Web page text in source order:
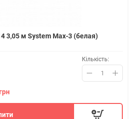
3,05 м System Max-3 (белая)
Кількість: